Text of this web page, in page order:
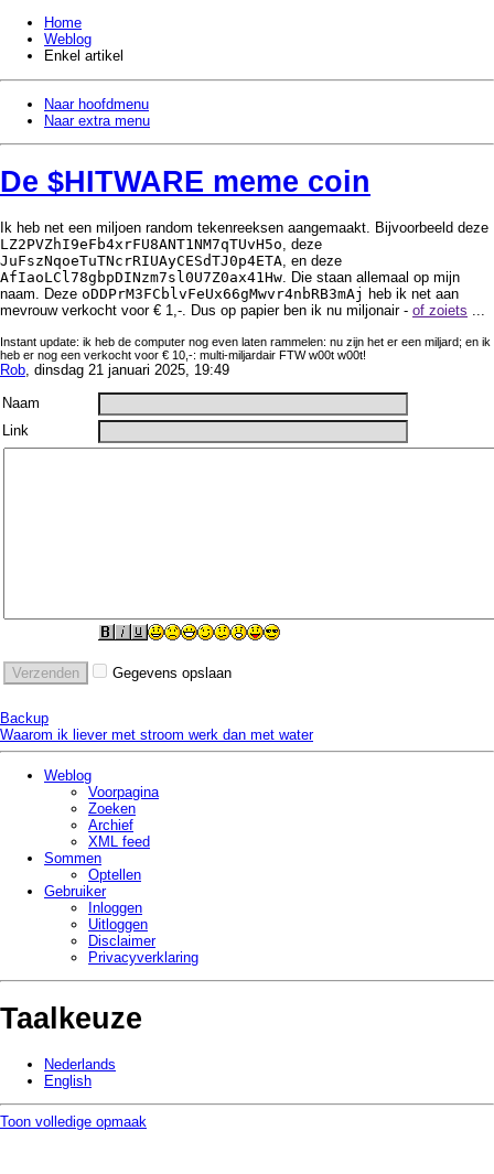
Home
Weblog
Enkel artikel
Naar hoofdmenu
Naar extra menu
De $HITWARE meme coin
Ik heb net een miljoen random tekenreeksen aangemaakt. Bijvoorbeeld deze
LZ2PVZhI9eFb4xrFU8ANT1NM7qTUvH5o, deze
JuFszNqoeTuTNcrRIUAyCESdTJ0p4ETA, en deze
AfIaoLCl78gbpDINzm7sl0U7Z0ax41Hw. Die staan allemaal op mijn
naam. Deze oDDPrM3FCblvFeUx66gMwvr4nbRB3mAj heb ik net aan
mevrouw verkocht voor € 1,-. Dus op papier ben ik nu miljonair - of zoiets ...
Instant update: ik heb de computer nog even laten rammelen: nu zijn het er een miljard; en ik
heb er nog een verkocht voor € 10,-: multi-miljardair FTW w00t w00t!
Rob, dinsdag 21 januari 2025, 19:49
Naam
Link
Gegevens opslaan
Backup
Waarom ik liever met stroom werk dan met water
Weblog
Voorpagina
Zoeken
Archief
XML feed
Sommen
Optellen
Gebruiker
Inloggen
Uitloggen
Disclaimer
Privacy­verklaring
Taalkeuze
Nederlands
English
Toon volledige opmaak